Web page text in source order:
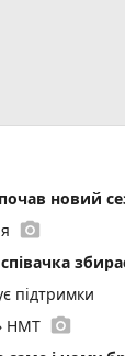
новий
photo_camera
підтримки
НМТ photo_camera